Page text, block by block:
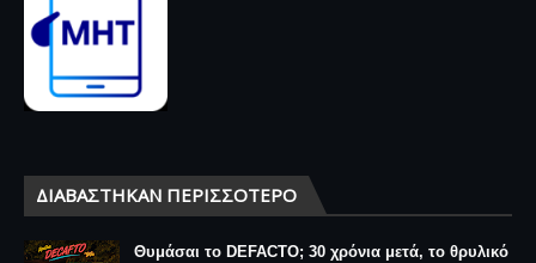
ΔΙΑΒΆΣΤΗΚΑΝ ΠΕΡΙΣΣΌΤΕΡΟ
Θυμάσαι το DEFACTO; 30 χρόνια μετά, το θρυλικό